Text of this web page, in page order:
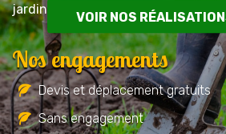
jardin
VOIR NOS
Nos engagements
Devis et déplacement gratuits
Sans engagement